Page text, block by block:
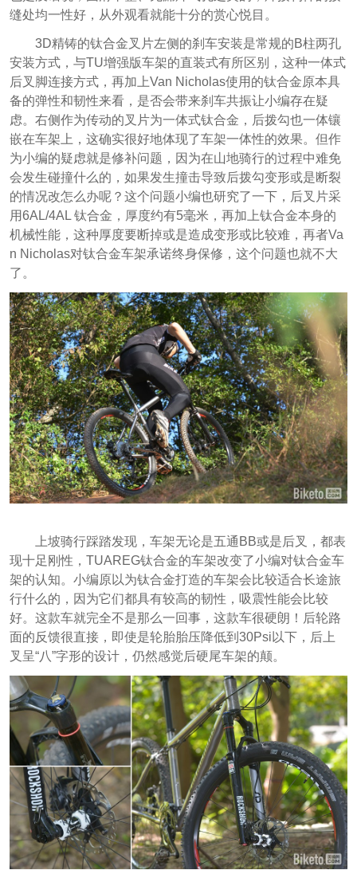
缝处均一性好，从外观看就能十分的赏心悦目。
3D精铸的钛合金叉片左侧的刹车安装是常规的B柱两孔
安装方式，与TU增强版车架的直装式有所区别，这种一体式
后叉脚连接方式，再加上Van Nicholas使用的钛合金原本具
备的弹性和韧性来看，是否会带来刹车共振让小编存在疑
虑。右侧作为传动的叉片为一体式钛合金，后拨勾也一体镶
嵌在车架上，这确实很好地体现了车架一体性的效果。但作
为小编的疑虑就是修补问题，因为在山地骑行的过程中难免
会发生碰撞什么的，如果发生撞击导致后拨勾变形或是断裂
的情况改怎么办呢？这个问题小编也研究了一下，后叉片采
用6AL/4AL 钛合金，厚度约有5毫米，再加上钛合金本身的
机械性能，这种厚度要断掉或是造成变形或比较难，再者Va
n Nicholas对钛合金车架承诺终身保修，这个问题也就不大
了。
上坡骑行踩踏发现，车架无论是五通BB或是后叉，都表
现十足刚性，TUAREG钛合金的车架改变了小编对钛合金车
架的认知。小编原以为钛合金打造的车架会比较适合长途旅
行什么的，因为它们都具有较高的韧性，吸震性能会比较
好。这款车就完全不是那么一回事，这款车很硬朗！后轮路
面的反馈很直接，即使是轮胎胎压降低到30Psi以下，后上
叉呈“八”字形的设计，仍然感觉后硬尾车架的颠。